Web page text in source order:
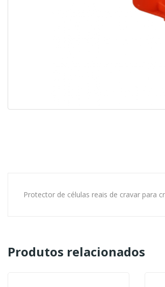
Protector de células reais de cravar para
Produtos relacionados